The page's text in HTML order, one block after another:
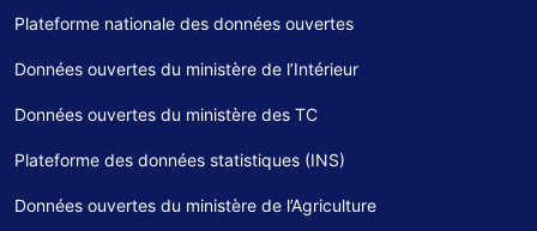
Plateforme nationale des données ouvertes
Données ouvertes du ministère de l’Intérieur
Données ouvertes du ministère des TC
Plateforme des données statistiques (INS)
Données ouvertes du ministère de l’Agriculture